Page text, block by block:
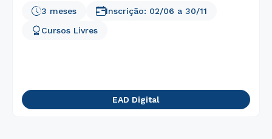
3 meses
Cursos Livres
Inscrição: 02/06 a 30/11
EAD Digital